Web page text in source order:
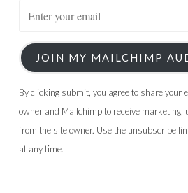
JOIN MY MAILCHIMP
By clicking submit, you agree to share
owner and Mailchimp to receive marketing,
from the site owner. Use the unsubscribe
at any time.